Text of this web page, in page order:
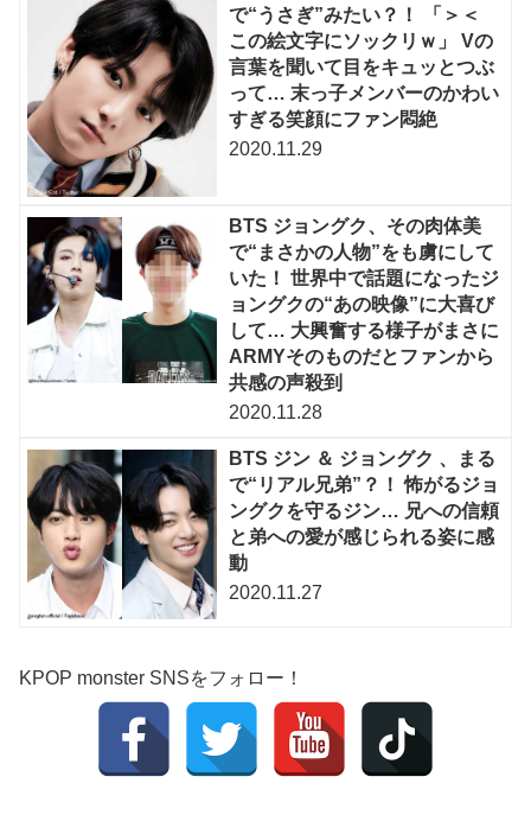
で“うさぎ”みたい？！ 「＞＜
この絵文字にソックリｗ」 Vの
言葉を聞いて目をキュッとつぶ
って… 末っ子メンバーのかわい
すぎる笑顔にファン悶絶
2020.11.29
BTS ジョングク、その肉体美
で“まさかの人物”をも虜にして
いた！ 世界中で話題になったジ
ョングクの“あの映像”に大喜び
して… 大興奮する様子がまさに
ARMYそのものだとファンから
共感の声殺到
2020.11.28
BTS ジン ＆ ジョングク 、まる
で“リアル兄弟”？！ 怖がるジョ
ングクを守るジン… 兄への信頼
と弟への愛が感じられる姿に感
動
2020.11.27
KPOP monster SNSをフォロー！